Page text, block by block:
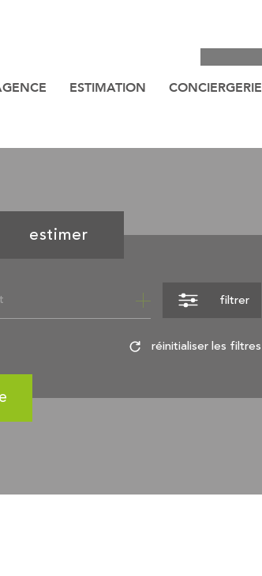
ESTIMATION CONCIERGERIE
estimer
filtrer
réinitialiser les filtres